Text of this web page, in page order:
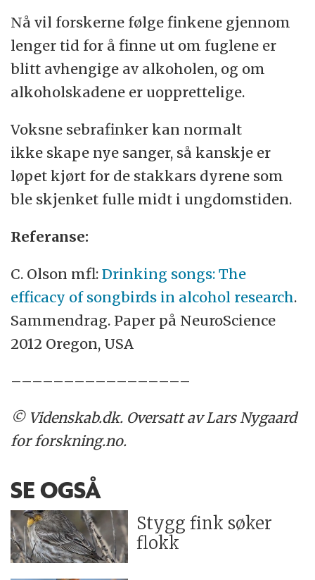
Nå vil forskerne følge finkene gjennom
lenger tid for å finne ut om fuglene er
blitt avhengige av alkoholen, og om
alkoholskadene er uopprettelige.
Voksne sebrafinker kan normalt
ikke skape nye sanger, så kanskje er
løpet kjørt for de stakkars dyrene som
ble skjenket fulle midt i ungdomstiden.
Referanse:
C. Olson mfl:Drinking songs: The
efficacy of songbirds in alcohol research.
Sammendrag. Paper på NeuroScience
2012 Oregon, USA
–––––––––––––––––
© Videnskab.dk. Oversatt av Lars Nygaard
for forskning.no.
SE OGSÅ
Stygg fink søker
flokk